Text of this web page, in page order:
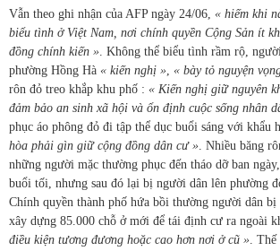
Vẫn theo ghi nhận của AFP ngày 24/06, « hiếm khi
biểu tình ở Việt Nam, nơi chính quyền Cộng Sản ít
đồng chính kiến ». Không thể biểu tình rầm rộ,
phường Hồng Hà « kiến nghị », « bày tỏ nguyện
rôn đỏ treo khắp khu phố : « Kiến nghị giữ nguyên
đảm bảo an sinh xã hội và ổn định cuộc sống nhân
phục áo phông đỏ đi tập thể dục buổi sáng với khẩu
hòa phải gìn giữ cộng đồng dân cư ». Nhiều băng
những người mặc thường phục đến tháo dỡ ban
buổi tối, nhưng sau đó lại bị người dân lên phường
Chính quyền thành phố hứa bồi thường người dân bị
xây dựng 85.000 chỗ ở mới để tái định cư ra ngoài
điều kiện tương đương hoặc cao hơn nơi ở cũ ». Thế